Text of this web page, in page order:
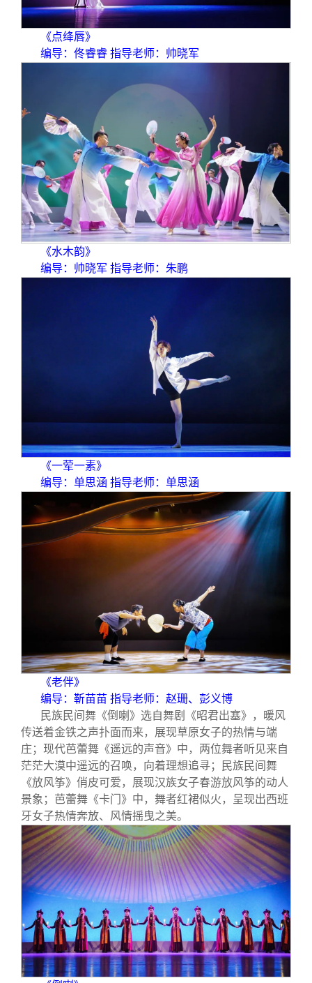
《点绛唇》
编导：佟睿睿 指导老师：帅晓军
《水木韵》
编导：帅晓军 指导老师：朱鹏
《一荤一素》
编导：单思涵 指导老师：单思涵
《老伴》
编导：靳苗苗 指导老师：赵珊、彭义博
民族民间舞《倒喇》选自舞剧《昭君出塞》，暖风
传送着金铁之声扑面而来，展现草原女子的热情与端
庄；现代芭蕾舞《遥远的声音》中，两位舞者听见来自
茫茫大漠中遥远的召唤，向着理想追寻；民族民间舞
《放风筝》俏皮可爱，展现汉族女子春游放风筝的动人
景象；芭蕾舞《卡门》中，舞者红裙似火，呈现出西班
牙女子热情奔放、风情摇曳之美。